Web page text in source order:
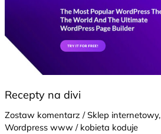
Recepty na divi
Zostaw komentarz /Sklep internetowy,
Wordpress www / kobieta koduje